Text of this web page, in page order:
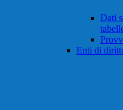
Dati
Enti di